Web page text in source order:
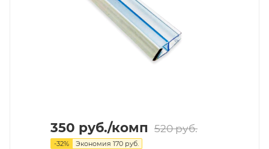
350 руб./комп 520руб.
-32% Экономия 170 руб.